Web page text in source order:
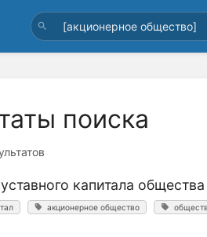
поиска
капитала общества
акционерное общество